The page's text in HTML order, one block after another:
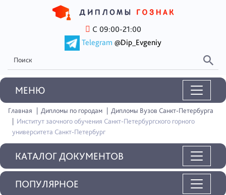
С 09:00-21:00
Telegram @Dip_Evgeniy
MEНЮ
Главная Дипломы по городам
Дипломы Вузов Санкт-Петербурга
Институт заочного обучения Санкт-Петербургского горного
университета Санкт-Петербург
КАТАЛОГ ДОКУМЕНТОВ
ПОПУЛЯРНОЕ